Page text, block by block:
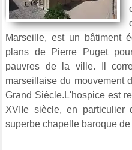
Marseille, est un bâtiment
plans de Pierre Puget
pauvres de la ville. Il
marseillaise du mouvement
Grand Siècle.L'hospice est
XVIIe siècle, en
superbe chapelle baroque